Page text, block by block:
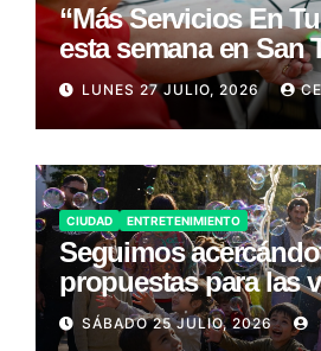
“Más Servicios En
esta semana en San
LUNES 27 JULIO, 2026
CIUDAD ENTRETENIMIENTO
Seguimos
propuestas para las
SÁBADO 25 JULIO, 2026